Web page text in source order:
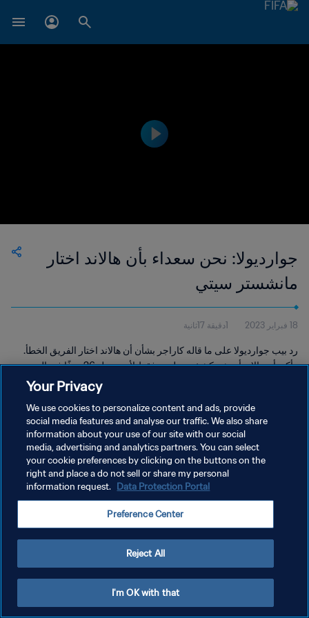
جوارديولا: نحن سعداء بأن هالاند اختار
مانشستر سيتي
18 فبراير 2023 1دقيقة 17ثانية
رد بيب جوارديولا على ما قاله كاراجر بشأن أن هالاند اختار الفريق الخطأ.
وأكد بأن هالاند أدهشه كشخص وليس فقط لأنه سجل 26 هدفًا في الدوري
الإنجليزي وأنه سعيد بانه اختار الذهاب إلى مانشستر سيتي
إدارة تفضيلات ملفات تعريف الارتباط
Your Privacy
We use cookies to personalize content and ads, provide
social media features and analyse our traffic. We also share
information about your use of our site with our social
media, advertising and analytics partners. You can select
your cookie preferences by clicking on the buttons on the
right and place a do not sell or share my personal
information request. Data Protection Portal
Preference Center
Reject All
I'm OK with that